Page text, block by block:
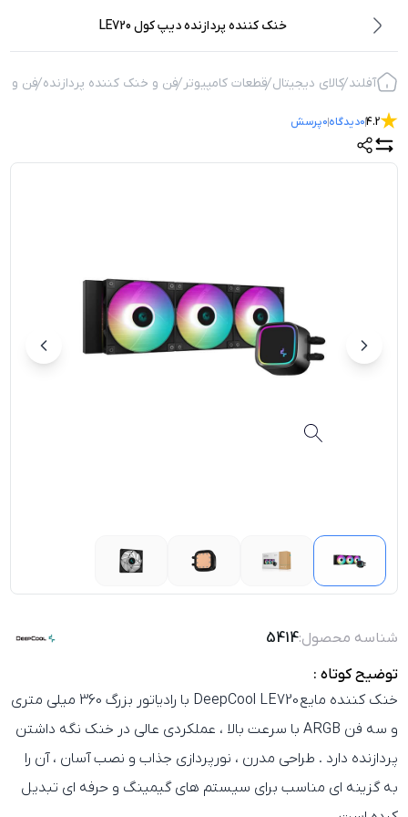
خنک کننده پردازنده دیپ کول LE720
آفلند کالای دیجیتال قطعات کامپیوتر فن و خنک کننده پردازنده فن و
4.2
0دیدگاه0پرسش
شناسه محصول:5414
توضیح کوتاه :
خنک‌ کننده مایعDeepCool LE720
با رادیاتور بزرگ 360 میلی‌ متری
و سه فن ARGB با سرعت بالا ، عملکردی عالی در خنک نگه‌ داشتن
پردازنده دارد . طراحی مدرن ، نورپردازی جذاب و نصب آسان ، آن را
به گزینه‌ ای مناسب برای سیستم‌ های گیمینگ و حرفه‌ ای تبدیل